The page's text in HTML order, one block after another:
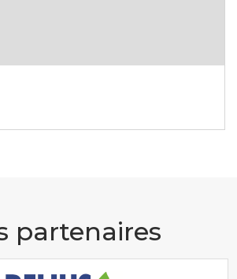
partenaires